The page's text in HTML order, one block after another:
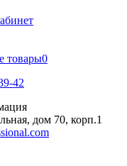
товары0
42
дом 70, корп.1